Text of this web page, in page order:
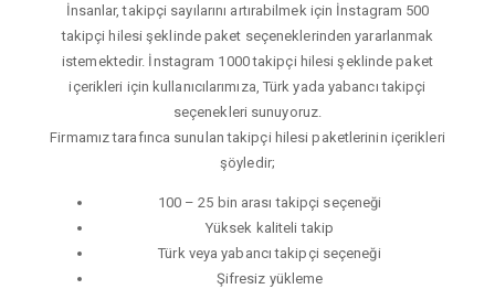
İnsanlar, takipçi sayılarını artırabilmek için İnstagram 500
takipçi hilesi şeklinde paket seçeneklerinden yararlanmak
istemektedir. İnstagram 1000 takipçi hilesi şeklinde paket
içerikleri için kullanıcılarımıza, Türk yada yabancı takipçi
seçenekleri sunuyoruz.
Firmamız tarafınca sunulan takipçi hilesi paketlerinin içerikleri
şöyledir;
100 – 25 bin arası takipçi seçeneği
Yüksek kaliteli takip
Türk veya yabancı takipçi seçeneği
Şifresiz yükleme